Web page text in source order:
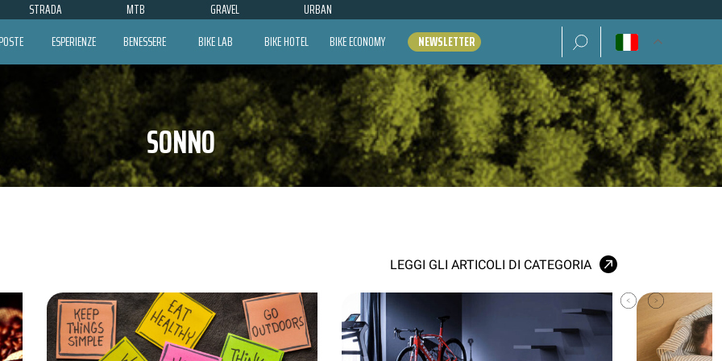
STRADA MTB GRAVEL URBAN
ESPERIENZE BENESSERE BIKE LAB BIKE HOTEL BIKE ECONOMY NEWSLETTER Ricerca per:
SONNO
LEGGI GLI ARTICOLI DI CATEGORIA